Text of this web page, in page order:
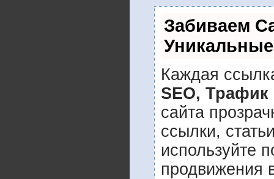
Забиваем
Каждая
SEO, Трафик
сайта
ссылки,
используйте
продвижения